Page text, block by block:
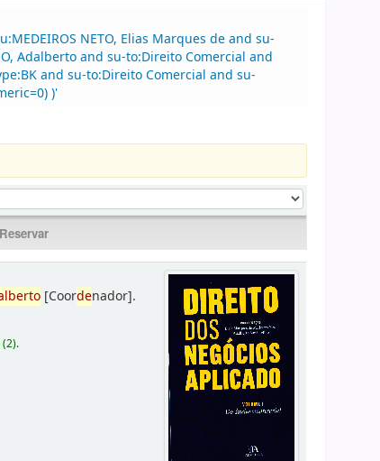
NETO, Elias Marques de and su-
Adalberto and su-to:Direito Comercial and
and su-to:Direito Comercial and su-
)'
[Coordenador].
(2).